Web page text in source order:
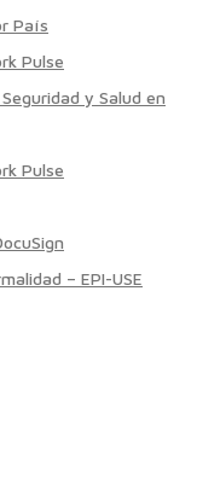
País
Pulse
y Salud en
Pulse
– EPI-USE